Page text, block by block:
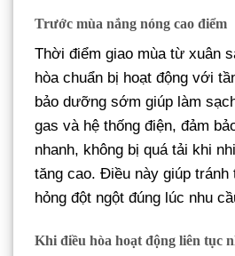
Trước mùa nắng nóng cao điểm
Thời điểm giao mùa từ xuân
hòa chuẩn bị hoạt động với
bảo dưỡng sớm giúp làm
gas và hệ thống điện, đảm
nhanh, không bị quá tải khi
tăng cao. Điều này giúp tránh
hỏng đột ngột đúng lúc nhu
Khi điều hòa hoạt động liên tục